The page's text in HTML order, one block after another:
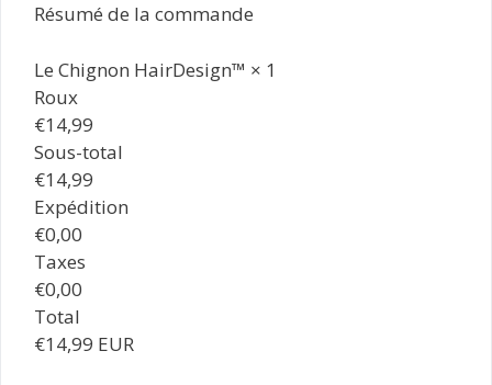
Résumé de la commande
Le Chignon HairDesign™ × 1
Roux
€14,99
Sous-total
€14,99
Expédition
€0,00
Taxes
€0,00
Total
€14,99 EUR